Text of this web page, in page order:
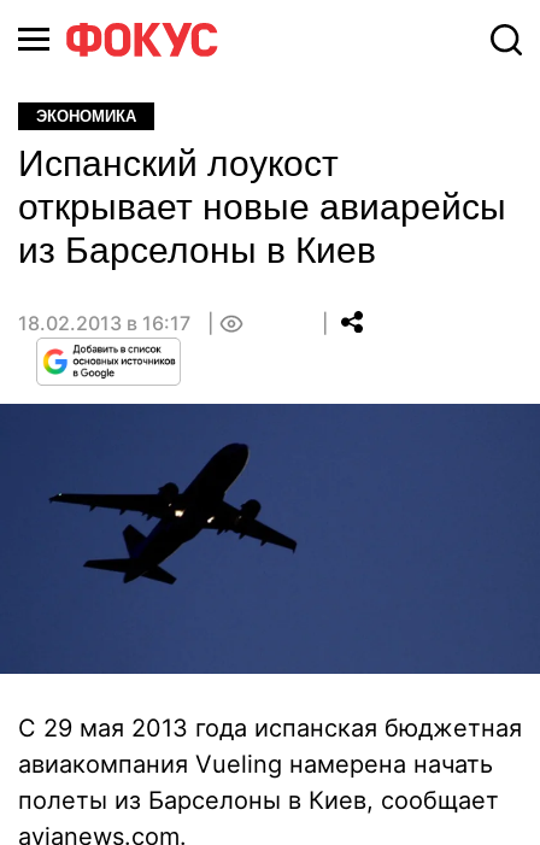
ЭКОНОМИКА
Испанский лоукост
открывает новые авиарейсы
из Барселоны в Киев
18.02.2013 в 16:17
С 29 мая 2013 года испанская бюджетная
авиакомпания Vueling намерена начать
полеты из Барселоны в Киев, сообщает
avianews.com.